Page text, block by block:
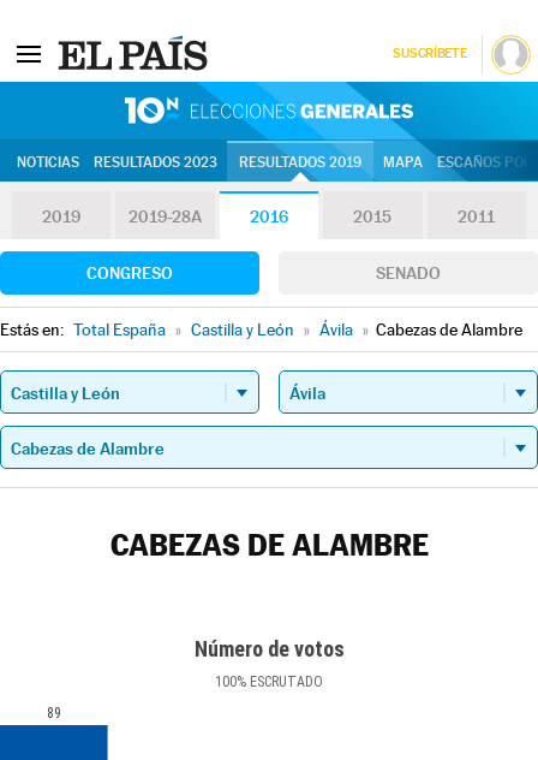
SUSCRÍBETE
NOTICIAS RESULTADOS 2023 RESULTADOS 2019 MAPA ESCAÑOS
2019 2019-28A 2016 2015 2011
CONGRESO SENADO
Estás en: Total España » Castilla y León » Ávila » Cabezas de Alambre
CABEZAS DE ALAMBRE
Número de votos
100% ESCRUTADO
89